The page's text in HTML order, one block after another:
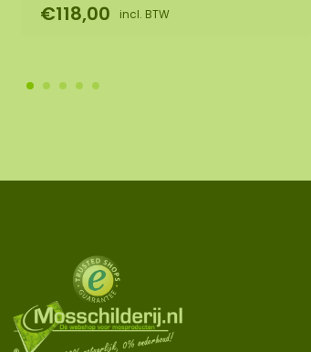
€118,00 incl. BTW